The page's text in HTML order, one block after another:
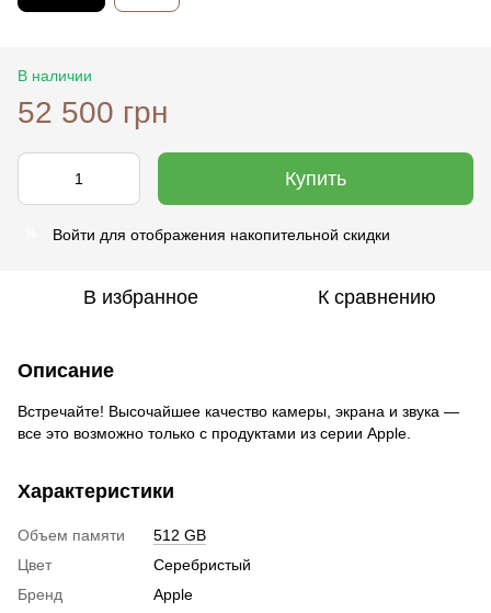
В наличии
52 500 грн
Купить
Войти для отображения накопительной скидки
В избранное К сравнению
Описание
Встречайте! Высочайшее качество камеры, экрана и звука —
все это возможно только с продуктами из серии Apple.
Характеристики
Объем памяти
512 GB
Цвет
Серебристый
Бренд
Apple